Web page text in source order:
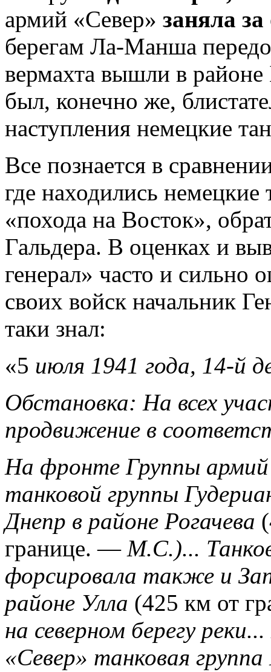
армий «Север» заняла
берегам Ла-Манша
вермахта вышли в
был, конечно же,
наступления немецкие
Все познается в
где находились
«похода на Восток»,
Гальдера. В оценках и
генерал» часто и сильно
своих войск начальник
таки знал:
«5 июля 1941 года, 14-й
Обстановка: На всех
продвижение в
На фронте Группы
танковой группы
Днепр в районе Рогачева
границе. — М.С.)...
форсировала также и
районе Улла (425 км от
на северном берегу
«Север» танковая